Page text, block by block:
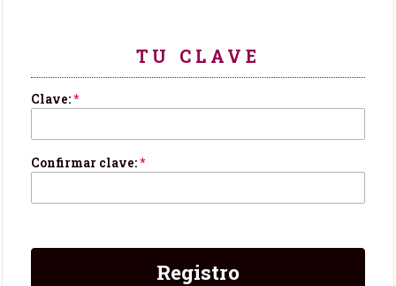
TU CLAVE
Clave:*
Confirmar clave:*
Registro